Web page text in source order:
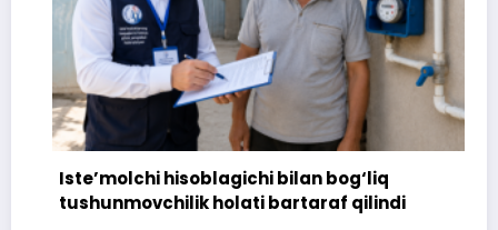
Iste’molchi hisoblagichi bilan bog‘liq
tushunmovchilik holati bartaraf qilindi